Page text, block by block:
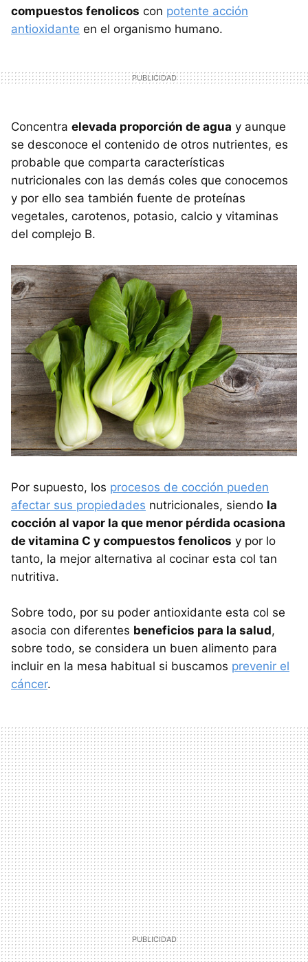
compuestos fenolicos con potente acción
antioxidante en el organismo humano.
Concentra elevada proporción de agua y aunque
se desconoce el contenido de otros nutrientes, es
probable que comparta características
nutricionales con las demás coles que conocemos
y por ello sea también fuente de proteínas
vegetales, carotenos, potasio, calcio y vitaminas
del complejo B.
Por supuesto, los procesos de cocción pueden
afectar sus propiedades nutricionales, siendo la
cocción al vapor la que menor pérdida ocasiona
de vitamina C y compuestos fenolicos y por lo
tanto, la mejor alternativa al cocinar esta col tan
nutritiva.
Sobre todo, por su poder antioxidante esta col se
asocia con diferentes beneficios para la salud,
sobre todo, se considera un buen alimento para
incluir en la mesa habitual si buscamos prevenir el
cáncer.